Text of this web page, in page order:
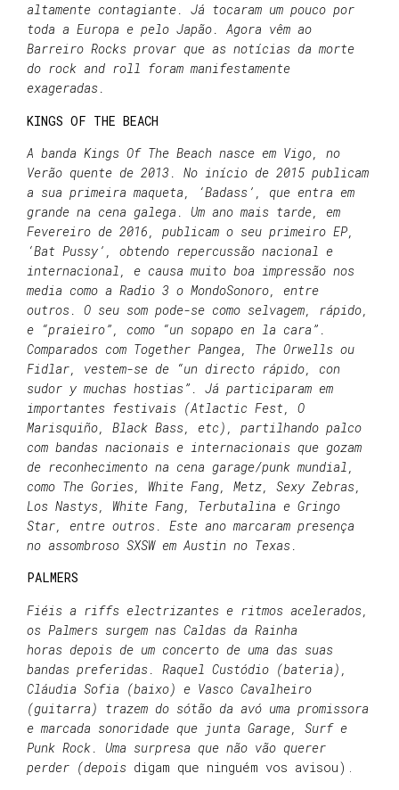
altamente contagiante. Já tocaram um pouco por
toda a Europa e pelo Japão. Agora vêm ao
Barreiro Rocks provar que as notícias da morte
do rock and roll foram manifestamente
exageradas.
KINGS OF THE BEACH
A banda Kings Of The Beach nasce em Vigo, no
Verão quente de 2013. No início de 2015 publicam
a sua primeira maqueta, ‘Badass’, que entra em
grande na cena galega. Um ano mais tarde, em
Fevereiro de 2016, publicam o seu primeiro EP,
‘Bat Pussy’, obtendo repercussão nacional e
internacional, e causa muito boa impressão nos
media como a Radio 3 o MondoSonoro, entre
outros. O seu som pode-se como selvagem, rápido,
e “praieiro”, como “un sopapo en la cara”.
Comparados com Together Pangea, The Orwells ou
Fidlar, vestem-se de “un directo rápido, con
sudor y muchas hostias”. Já participaram em
importantes festivais (Atlactic Fest, O
Marisquiño, Black Bass, etc), partilhando palco
com bandas nacionais e internacionais que gozam
de reconhecimento na cena garage/punk mundial,
como The Gories, White Fang, Metz, Sexy Zebras,
Los Nastys, White Fang, Terbutalina e Gringo
Star, entre outros. Este ano marcaram presença
no assombroso SXSW em Austin no Texas.
PALMERS
Fiéis a riffs electrizantes e ritmos acelerados,
os Palmers surgem nas Caldas da Rainha
horas depois de um concerto de uma das suas
bandas preferidas. Raquel Custódio (bateria),
Cláudia Sofia (baixo) e Vasco Cavalheiro
(guitarra) trazem do sótão da avó uma promissora
e marcada sonoridade que junta Garage, Surf e
Punk Rock. Uma surpresa que não vão querer
perder (depois digam que ninguém vos avisou).